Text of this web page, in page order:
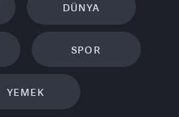
DÜNYA
SPOR
YEMEK